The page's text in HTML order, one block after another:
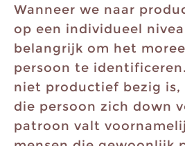
Wanneer we naar
op een individueel
belangrijk om het
persoon te
niet productief bezig
die persoon zich down
patroon valt